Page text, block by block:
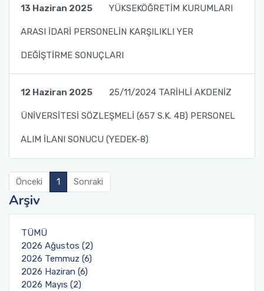
13 Haziran 2025 YÜKSEKÖĞRETİM KURUMLARI
ARASI İDARİ PERSONELİN KARŞILIKLI YER
DEĞİŞTİRME SONUÇLARI
12 Haziran 2025 25/11/2024 TARİHLİ AKDENİZ
ÜNİVERSİTESİ SÖZLEŞMELİ (657 S.K. 4B) PERSONEL
ALIM İLANI SONUCU (YEDEK-8)
Önceki 1 Sonraki
Arşiv
TÜMÜ
2026 Ağustos (2)
2026 Temmuz (6)
2026 Haziran (6)
2026 Mayıs (2)